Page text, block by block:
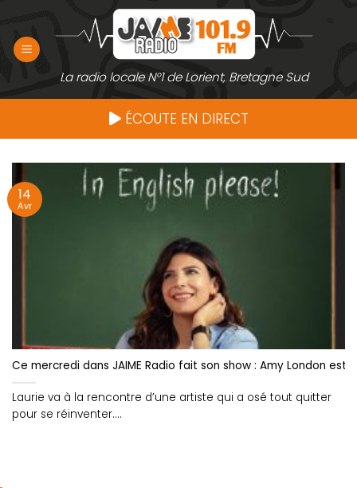
contenu
La radio locale N°1 de Lorient, Bretagne Sud
ÉCOUTE EN DIRECT
Ce mercredi dans JAIME Radio fait son show : Amy London est
Laurie va à la rencontre d’une artiste qui a osé tout quitter
pour se réinventer....
14
Avr